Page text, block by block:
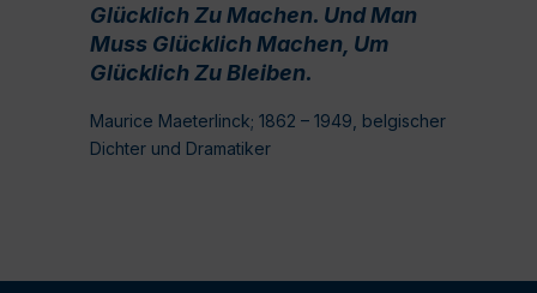
Glücklich Zu Machen. Und Man
Muss Glücklich Machen, Um
Glücklich Zu Bleiben.
Maurice Maeterlinck; 1862 – 1949, belgischer
Dichter und Dramatiker